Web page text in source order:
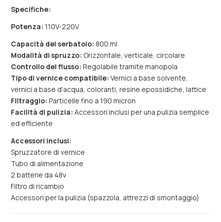
Specifiche:
Potenza: 110V-220V
Capacità del serbatoio: 800 ml
Modalità di spruzzo: Orizzontale, verticale, circolare
Controllo del flusso: Regolabile tramite manopola
Tipo di vernice compatibile: Vernici a base solvente,
vernici a base d'acqua, coloranti, resine epossidiche, lattice
Filtraggio: Particelle fino a 190 micron
Facilità di pulizia: Accessori inclusi per una pulizia semplice
ed efficiente
Accessori inclusi:
Spruzzatore di vernice
Tubo di alimentazione
2 batterie da 48v
Filtro di ricambio
Accessori per la pulizia (spazzola, attrezzi di smontaggio)